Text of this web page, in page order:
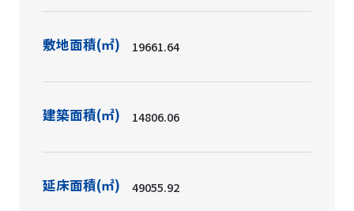
敷地面積(㎡) 19661.64
建築面積(㎡) 14806.06
延床面積(㎡) 49055.92